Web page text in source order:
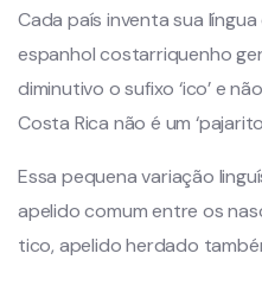
Cada país inventa sua
espanhol costarriquenho
diminutivo o sufixo ‘ico’ e
Costa Rica não é um
Essa pequena variação
apelido comum entre os
tico, apelido herdado